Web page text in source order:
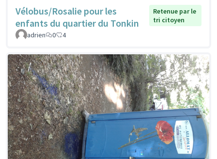
Vélobus/Rosalie pour les
enfants du quartier du Tonkin
Retenue par le
tri citoyen
adrien
0 4